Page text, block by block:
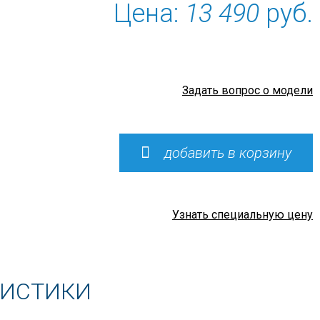
Цена: 13 490руб.
Задать вопрос о модели
добавить в корзину
Узнать специальную цену